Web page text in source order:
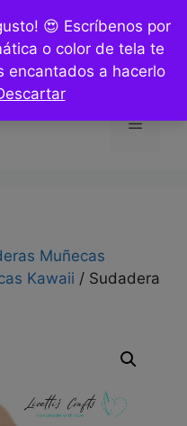
😍 Escríbenos por
o color de tela te
encantados a hacerlo
Menú
Muñecas
Kawaii / Sudadera